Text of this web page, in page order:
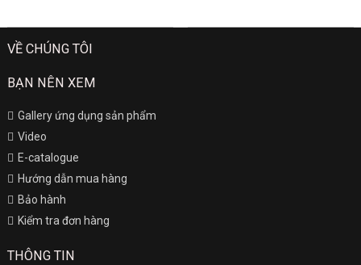
VỀ CHÚNG TÔI
BẠN NÊN XEM
Gallery ứng dụng sản phẩm
Video
E-catalogue
Hướng dẫn mua hàng
Bảo hành
Kiểm tra đơn hàng
THÔNG TIN